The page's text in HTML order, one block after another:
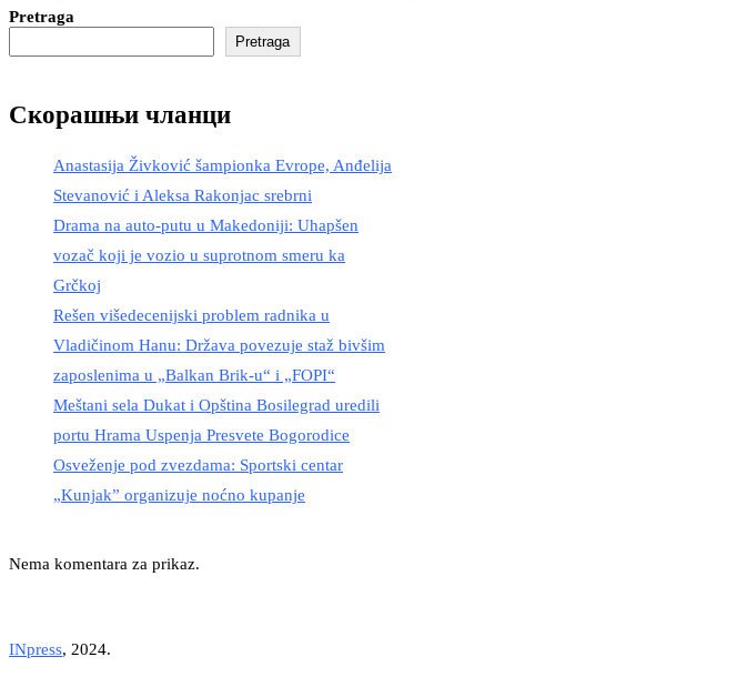
Pretraga
Pretraga
Скорашњи чланци
Anastasija Živković šampionka Evrope, Anđelija
Stevanović i Aleksa Rakonjac srebrni
Drama na auto-putu u Makedoniji: Uhapšen
vozač koji je vozio u suprotnom smeru ka
Grčkoj
Rešen višedecenijski problem radnika u
Vladičinom Hanu: Država povezuje staž bivšim
zaposlenima u „Balkan Brik-u“ i „FOPI“
Meštani sela Dukat i Opština Bosilegrad uredili
portu Hrama Uspenja Presvete Bogorodice
Osveženje pod zvezdama: Sportski centar
„Kunjak” organizuje noćno kupanje
Nema komentara za prikaz.
INpress, 2024.